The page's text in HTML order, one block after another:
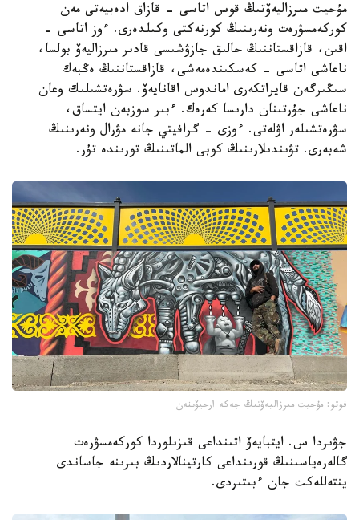
مۇحيت مىرزاليەۆتىڭ قوس اتاسى - قازاق ادەبيەتى مەن
كوركەمسۋرەت ونەرىنىڭ كورنەكتى وكىلدەرى. ءوز اتاسى -
اقىن، قازاقستاننىڭ حالىق جازۋشىسى قادىر مىرزاليەۆ بولسا،
ناعاشى اتاسى - كەسكىندەمەشى، قازاقستاننىڭ ەڭبەك
سىڭىرگەن قايراتكەرى اماندوس اقانايەۆ. سۋرەتشىلىك وعان
ناعاشى جۇرتىنان دارىسا كەرەك. ءبىر سوزبەن ايتساق،
سۋرەتشىلەر اۋلەتى. ءوزى - گرافيتي جانە مۋرال ونەرىنىڭ
شەبەرى. تۋىندىلارىنىڭ كوبى الماتىنىڭ تورىندە تۇر.
فوتو: مۇحيت مىرزاليەۆتىڭ جەكە ارحيۆىنەن
جۋىردا س. ايتبايەۆ اتىنداعى قىزىلوردا كوركەمسۋرەت
گالەرەياسىنىڭ قورىنداعى كارتينالاردىڭ بىرىنە جاساندى
ينتەللەكت جان ءبىتىردى.